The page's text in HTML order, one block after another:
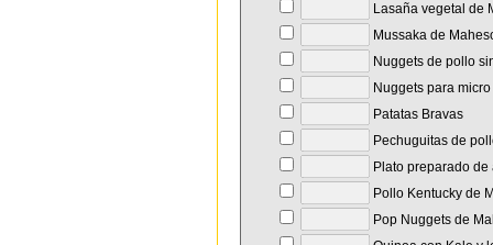
Lasaña vegetal de
Mussaka de
Nuggets de pollo
Nuggets para
Patatas Bravas
Pechuguitas de
Plato preparado
Pollo Kentucky de
Pop Nuggets de